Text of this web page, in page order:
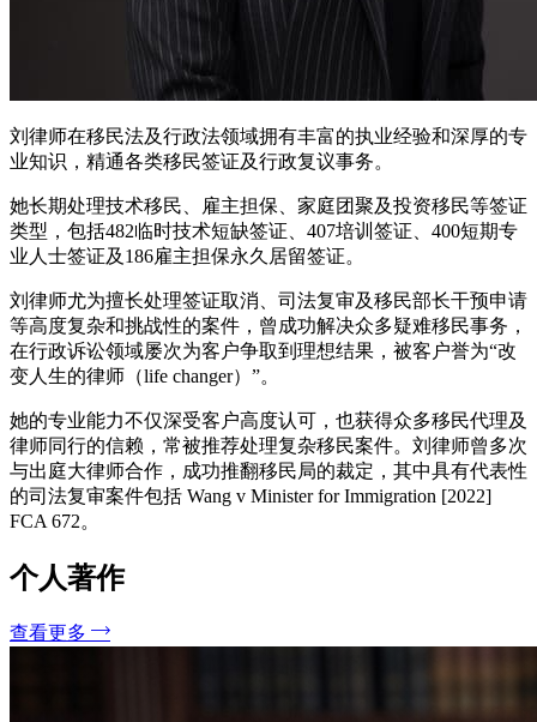
刘律师在移民法及行政法领域拥有丰富的执业经验和深厚的专
业知识，精通各类移民签证及行政复议事务。
她长期处理技术移民、雇主担保、家庭团聚及投资移民等签证
类型，包括482临时技术短缺签证、407培训签证、400短期专
业人士签证及186雇主担保永久居留签证。
刘律师尤为擅长处理签证取消、司法复审及移民部长干预申请
等高度复杂和挑战性的案件，曾成功解决众多疑难移民事务，
在行政诉讼领域屡次为客户争取到理想结果，被客户誉为“改
变人生的律师（life changer）”。
她的专业能力不仅深受客户高度认可，也获得众多移民代理及
律师同行的信赖，常被推荐处理复杂移民案件。刘律师曾多次
与出庭大律师合作，成功推翻移民局的裁定，其中具有代表性
的司法复审案件包括 Wang v Minister for Immigration [2022]
FCA 672。
个人著作
查看更多